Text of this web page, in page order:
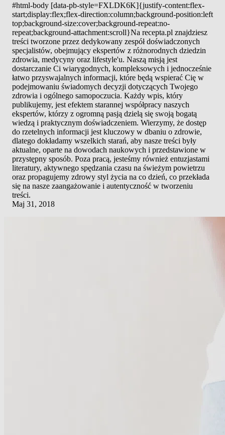
#html-body [data-pb-style=FXLDK6K]{justify-content:flex-
start;display:flex;flex-direction:column;background-position:left
top;background-size:cover;background-repeat:no-
repeat;background-attachment:scroll}Na recepta.pl znajdziesz
treści tworzone przez dedykowany zespół doświadczonych
specjalistów, obejmujący ekspertów z różnorodnych dziedzin
zdrowia, medycyny oraz lifestyle'u. Naszą misją jest
dostarczanie Ci wiarygodnych, kompleksowych i jednocześnie
łatwo przyswajalnych informacji, które będą wspierać Cię w
podejmowaniu świadomych decyzji dotyczących Twojego
zdrowia i ogólnego samopoczucia. Każdy wpis, który
publikujemy, jest efektem starannej współpracy naszych
ekspertów, którzy z ogromną pasją dzielą się swoją bogatą
wiedzą i praktycznym doświadczeniem. Wierzymy, że dostęp
do rzetelnych informacji jest kluczowy w dbaniu o zdrowie,
dlatego dokładamy wszelkich starań, aby nasze treści były
aktualne, oparte na dowodach naukowych i przedstawione w
przystępny sposób. Poza pracą, jesteśmy również entuzjastami
literatury, aktywnego spędzania czasu na świeżym powietrzu
oraz propagujemy zdrowy styl życia na co dzień, co przekłada
się na nasze zaangażowanie i autentyczność w tworzeniu
treści.
Maj 31, 2018